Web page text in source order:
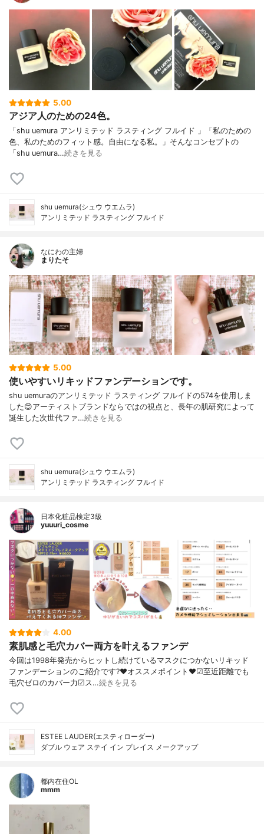
5.00
アジア人のための24色。
「shu uemura アンリミテッド ラスティング フルイド 」「私のための
色、私のためのフィット感。自由になる私。」そんなコンセプトの
「shu uemura…続きを見る
shu uemura(シュウ ウエムラ)
アンリミテッド ラスティング フルイド
なにわの主婦
まりたそ
5.00
使いやすいリキッドファンデーションです。
shu uemuraのアンリミテッド ラスティング フルイドの574を使用しま
した😊アーティストブランドならではの視点と、長年の肌研究によって
誕生した次世代ファ…続きを見る
shu uemura(シュウ ウエムラ)
アンリミテッド ラスティング フルイド
日本化粧品検定3級
yuuuri_cosme
4.00
素肌感と毛穴カバー両方を叶えるファンデ
今回は1998年発売からヒットし続けているマスクにつかないリキッド
ファンデーションのご紹介です?❤︎オススメポイント❤︎☑︎至近距離でも
毛穴ゼロのカバー力☑︎ス…続きを見る
ESTEE LAUDER(エスティローダー)
ダブル ウェア ステイ イン プレイス メークアップ
都内在住OL
mmm